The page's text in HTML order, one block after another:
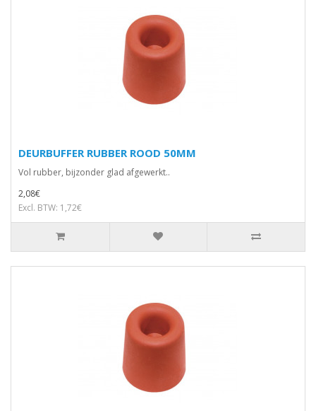
DEURBUFFER RUBBER ROOD 50MM
Vol rubber, bijzonder glad afgewerkt..
2,08€
Excl. BTW: 1,72€